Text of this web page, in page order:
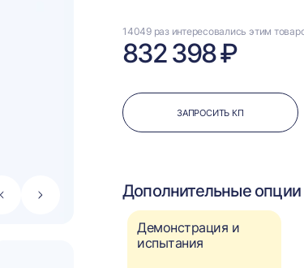
СтрелкаСтрелка
14049 раз интересовались этим
832 398 ₽
ЗАПРОСИТЬ КП
Дополнительные опции
Демонстрация и
испытания